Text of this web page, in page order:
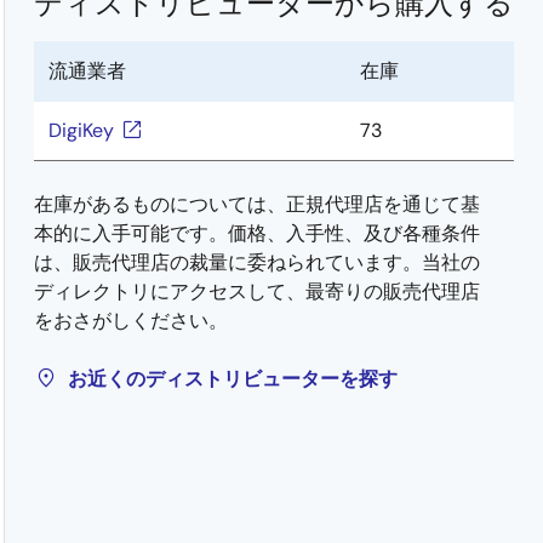
流通業者 在庫
DigiKey 73
在庫があるものについては、正規代理店を通じて基
本的に入手可能です。価格、入手性、及び各種条件
は、販売代理店の裁量に委ねられています。当社の
ディレクトリにアクセスして、最寄りの販売代理店
をおさがしください。
お近くのディストリビューターを探す